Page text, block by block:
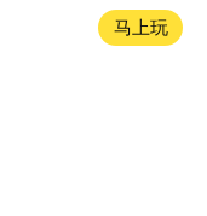
马上玩